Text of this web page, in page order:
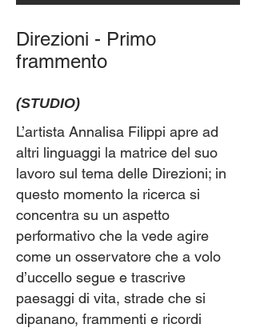
Direzioni - Primo
frammento
(STUDIO)
L’artista Annalisa Filippi apre ad
altri linguaggi la matrice del suo
lavoro sul tema delle Direzioni; in
questo momento la ricerca si
concentra su un aspetto
performativo che la vede agire
come un osservatore che a volo
d’uccello segue e trascrive
paesaggi di vita, strade che si
dipanano, frammenti e ricordi